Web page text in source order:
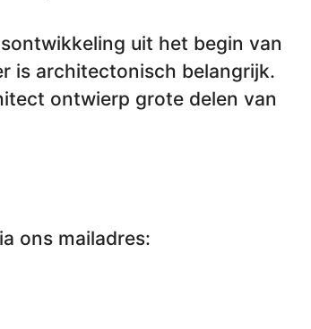
uit het begin van
is architectonisch belangrijk.
ontwierp grote delen van
ons mailadres: